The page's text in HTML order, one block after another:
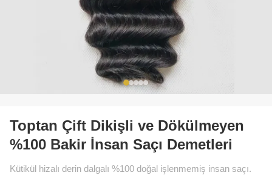
Toptan Çift Dikişli ve Dökülmeyen
%100 Bakir İnsan Saçı Demetleri
Kütikül hizalı derin dalgalı %100 doğal işlenmemiş insan saçı.